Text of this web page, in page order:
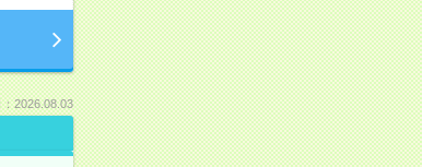
2026.08.03